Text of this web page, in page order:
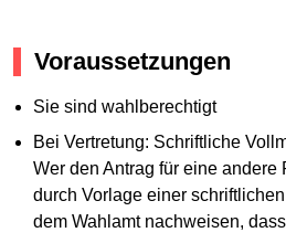
Voraussetzungen
Sie sind wahlberechtigt
Bei Vertretung: Schriftliche
Wer den Antrag für eine
durch Vorlage einer
dem Wahlamt nachweisen,